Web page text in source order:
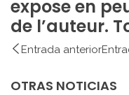
expose en
de l’auteur.
Entrada anterior
OTRAS NOTICIAS